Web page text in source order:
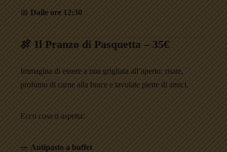
📅 Dalle ore 12:30
🍖 Il Pranzo di Pasquetta – 35€
Immagina di essere a una grigliata all’aperto: risate,
profumo di carne alla brace e tavolate piene di amici.
Ecco cosa ti aspetta:
🥗 Antipasto a buffet